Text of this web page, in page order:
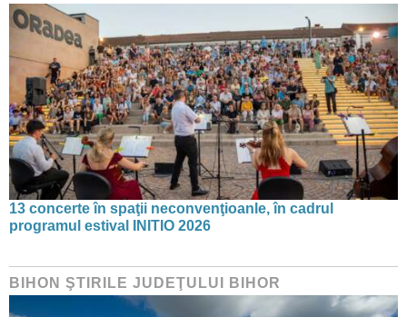
13 concerte în spaţii neconvenţioanle, în cadrul
programul estival INITIO 2026
BIHON ŞTIRILE JUDEŢULUI BIHOR